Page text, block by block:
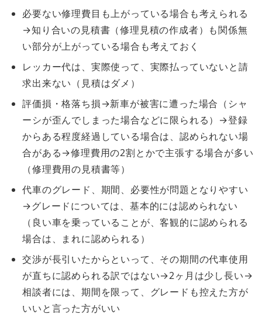
必要ない修理費目も上がっている場合も考えられる
→知り合いの見積書（修理見積の作成者）も関係無
い部分が上がっている場合も考えておく
レッカー代は、実際使って、実際払っていないと請
求出来ない（見積はダメ）
評価損・格落ち損→新車が被害に遭った場合（シャ
ーシが歪んでしまった場合などに限られる）→登録
からある程度経過している場合は、認められない場
合がある→修理費用の2割とかで主張する場合が多い
（修理費用の見積書等）
代車のグレード、期間、必要性が問題となりやすい
→グレードについては、基本的には認められない
（良い車を乗っていることが、客観的に認められる
場合は、まれに認められる）
交渉が長引いたからといって、その期間の代車使用
が直ちに認められる訳ではない→2ヶ月は少し長い→
相談者には、期間を限って、グレードも控えた方が
いいと言った方がいい